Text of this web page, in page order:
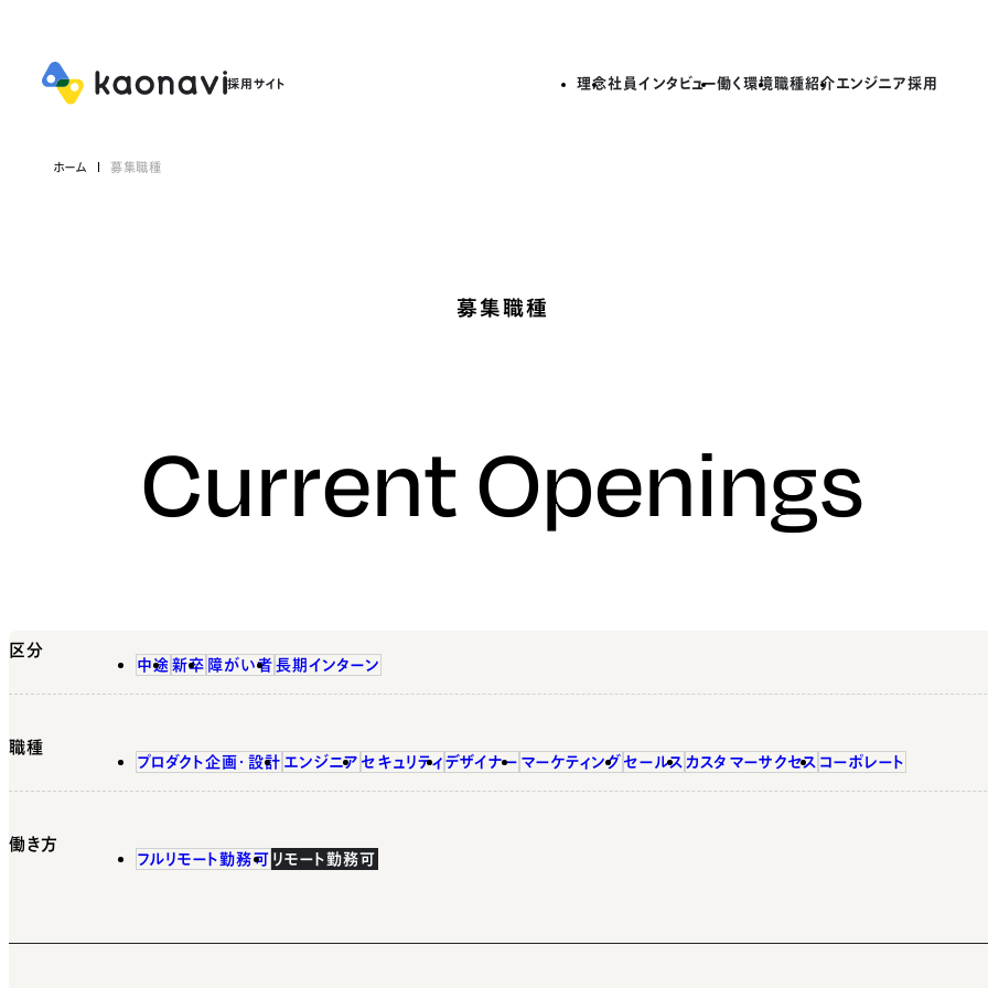
理念社員インタビュー働く環境職種紹介エンジニア採用
ホーム 募集職種
募集職種
Current Openings
区分
中途 新卒 障がい者 長期インターン
職種
プロダクト企画・設計 エンジニア セキュリティ デザイナー マーケティング セールス カスタマーサクセス コーポレート
働き方
フルリモート勤務可 リモート勤務可